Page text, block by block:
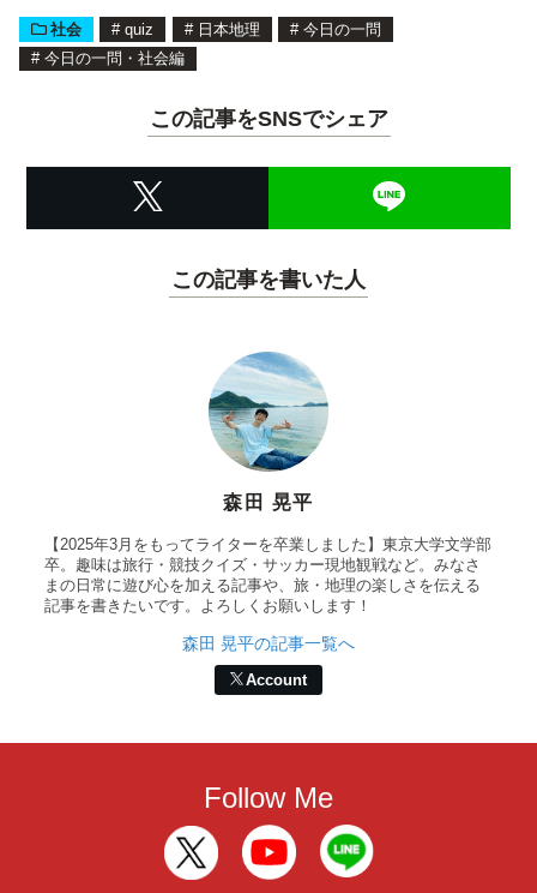
社会 # quiz # 日本地理 # 今日の一問
# 今日の一問・社会編
この記事をSNSでシェア
この記事を書いた人
森田 晃平
【2025年3月をもってライターを卒業しました】東京大学文学部
卒。趣味は旅行・競技クイズ・サッカー現地観戦など。みなさ
まの日常に遊び心を加える記事や、旅・地理の楽しさを伝える
記事を書きたいです。よろしくお願いします！
森田 晃平の記事一覧へ
Account
Follow Me